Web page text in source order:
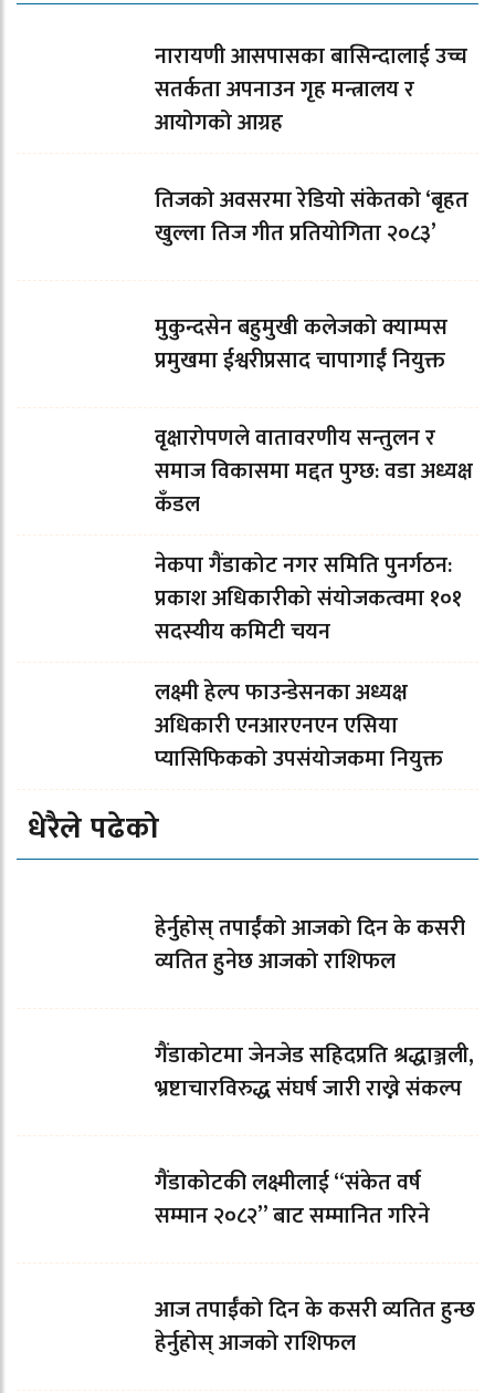
नारायणी आसपासका बासिन्दालाई उच्च
सतर्कता अपनाउन गृह मन्त्रालय र
आयोगको आग्रह
तिजको अवसरमा रेडियो संकेतको ‘बृहत
खुल्ला तिज गीत प्रतियोगिता २०८३’
मुकुन्दसेन बहुमुखी कलेजको क्याम्पस
प्रमुखमा ईश्वरीप्रसाद चापागाईं नियुक्त
वृक्षारोपणले वातावरणीय सन्तुलन र
समाज विकासमा मद्दत पुग्छ: वडा अध्यक्ष
कँडल
नेकपा गैंडाकोट नगर समिति पुनर्गठन:
प्रकाश अधिकारीको संयोजकत्वमा १०१
सदस्यीय कमिटी चयन
लक्ष्मी हेल्प फाउन्डेसनका अध्यक्ष
अधिकारी एनआरएनएन एसिया
प्यासिफिकको उपसंयोजकमा नियुक्त
धेरैले पढेको
हेर्नुहोस् तपाईंको आजको दिन के कसरी
व्यतित हुनेछ आजको राशिफल
गैंडाकोटमा जेनजेड सहिदप्रति श्रद्धाञ्जली,
भ्रष्टाचारविरुद्ध संघर्ष जारी राख्ने संकल्प
गैंडाकोटकी लक्ष्मीलाई “संकेत वर्ष
सम्मान २०८२” बाट सम्मानित गरिने
आज तपाईँको दिन के कसरी व्यतित हुन्छ
हेर्नुहोस् आजको राशिफल